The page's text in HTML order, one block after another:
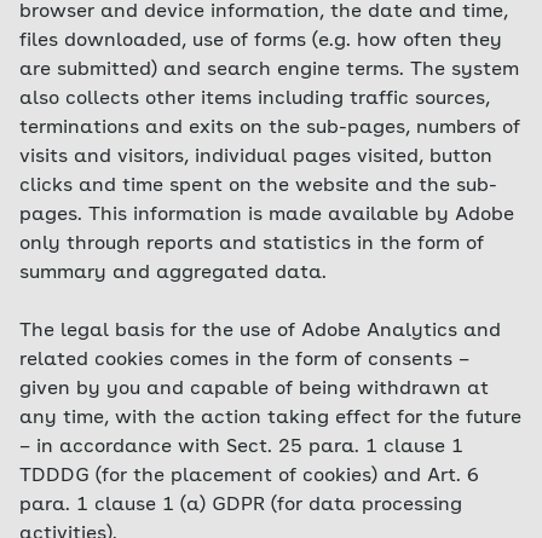
browser and device information, the date and time,
files downloaded, use of forms (e.g. how often they
are submitted) and search engine terms. The system
also collects other items including traffic sources,
terminations and exits on the sub-pages, numbers of
visits and visitors, individual pages visited, button
clicks and time spent on the website and the sub-
pages. This information is made available by Adobe
only through reports and statistics in the form of
summary and aggregated data.
The legal basis for the use of Adobe Analytics and
related cookies comes in the form of consents –
given by you and capable of being withdrawn at
any time, with the action taking effect for the future
– in accordance with Sect. 25 para. 1 clause 1
TDDDG (for the placement of cookies) and Art. 6
para. 1 clause 1 (a) GDPR (for data processing